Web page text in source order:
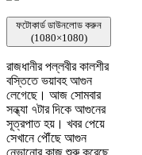
ফটোকার্ড ডাউনলোড করুন
(1080×1080)
রাজধানীর পল্লবীর কালশীর
বস্তিতে ভয়াবহ আগুন
লেগেছে। আজ সোমবার
সন্ধ্যা ৭টার দিকে আগুনের
সূত্রপাত হয়। খবর পেয়ে
সেখানে পৌঁছে আগুন
নেভানোর কাজ শুরু করেছে